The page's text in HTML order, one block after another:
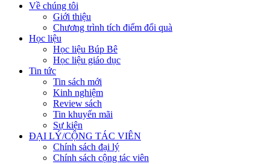
Về chúng tôi
Giới thiệu
Chương trình tích điểm đổi quà
Học liệu
Học liệu Búp Bê
Học liệu giáo dục
Tin tức
Tin sách mới
Kinh nghiệm
Review sách
Tin khuyến mãi
Sự kiện
ĐẠI LÝ/CỘNG TÁC VIÊN
Chính sách đại lý
Chính sách cộng tác viên